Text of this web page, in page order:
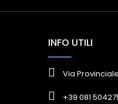
INFO UTILI
Via
+39 081